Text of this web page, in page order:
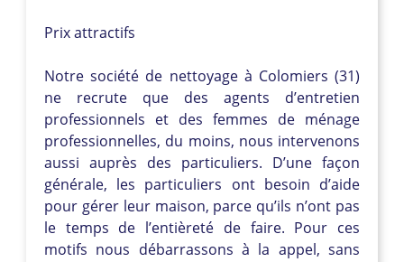
Prix attractifs
Notre société de nettoyage à Colomiers (31)
ne recrute que des agents d’entretien
professionnels et des femmes de ménage
professionnelles, du moins, nous intervenons
aussi auprès des particuliers. D’une façon
générale, les particuliers ont besoin d’aide
pour gérer leur maison, parce qu’ils n’ont pas
le temps de l’entièreté de faire. Pour ces
motifs nous débarrassons à la appel, sans